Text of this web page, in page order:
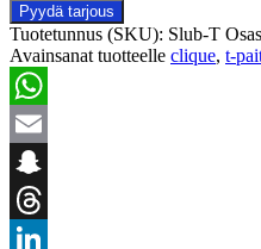
Pyydä tarjous
Tuotetunnus (SKU): Slub-T
Avainsanat tuotteelle clique, t-
WhatsApp
Email
Snapchat
Threads